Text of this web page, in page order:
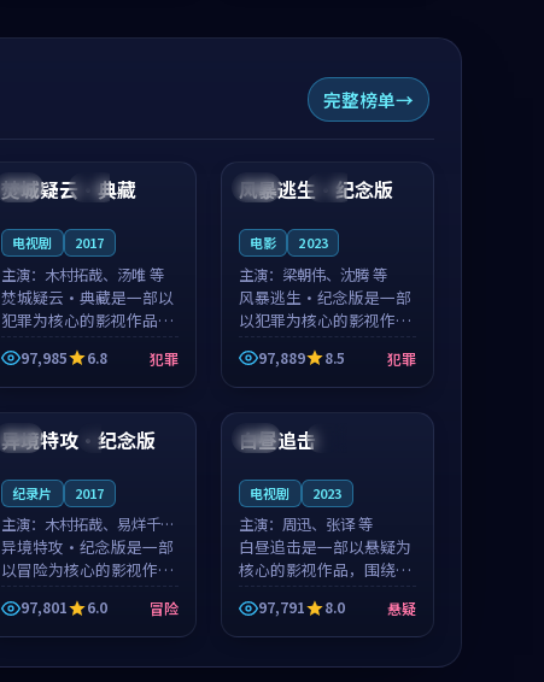
完整榜单
泰国 高分
99:38
焚城疑云·典藏
电视剧 2017
主演： 木村拓哉、汤唯 等
焚城疑云·典藏是一部以
犯罪为核心的影视作品，
围绕危机、反转与人物成
长展开，整体节奏紧凑，
值得推荐观看。
97,985 6.8 犯罪
泰国 高分
99:30
风暴逃生·纪念版
电影 2023
主演： 梁朝伟、沈腾 等
风暴逃生·纪念版是一部
以犯罪为核心的影视作
品，围绕危机、反转与人
物成长展开，整体节奏紧
凑，值得推荐观看。
97,889 8.5 犯罪
美国 4K
99:00
异境特攻·纪念版
纪录片 2017
主演： 木村拓哉、易烊千玺
等
异境特攻·纪念版是一部
以冒险为核心的影视作
品，围绕危机、反转与人
物成长展开，整体节奏紧
凑，值得推荐观看。
97,801 6.0 冒险
中国
99:17
白昼追击
电视剧 2023
主演： 周迅、张译 等
白昼追击是一部以悬疑为
核心的影视作品，围绕危
机、反转与人物成长展
开，整体节奏紧凑，值得
推荐观看。
97,791 8.0 悬疑